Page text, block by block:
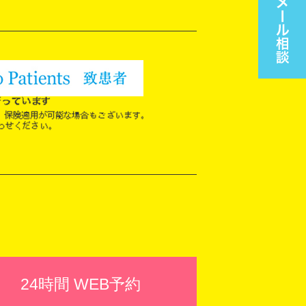
24時間 WEB予約